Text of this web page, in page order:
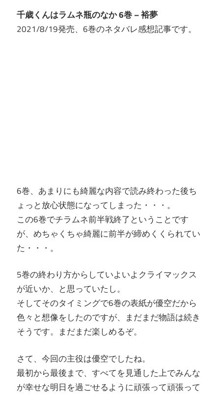
千歳くんはラムネ瓶のなか 6巻 – 裕夢
2021/8/19発売、6巻のネタバレ感想記事です。
6巻、あまりにも綺麗な内容で読み終わった後ち
ょっと放心状態になってしまった・・・。
この6巻でチラムネ前半戦終了ということです
が、めちゃくちゃ綺麗に前半が締めくくられてい
た・・・。
5巻の終わり方からしていよいよクライマックス
が近いか、と思っていたし。
そしてそのタイミングで6巻の表紙が優空だから
色々と想像をしたのですが、まだまだ物語は続き
そうです。まだまだ楽しめるぞ。
さて、今回の主役は優空でしたね。
最初から最後まで、すべてを見通した上でみんな
が幸せな明日を過ごせるように頑張って頑張って